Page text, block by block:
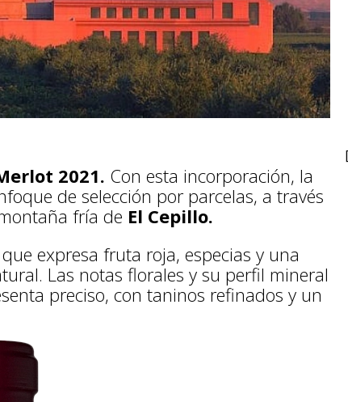
2021. Con esta incorporación, la
de selección por parcelas, a través
fría de El Cepillo.
que expresa fruta roja, especias y una
Las notas florales y su perfil mineral
preciso, con taninos refinados y un